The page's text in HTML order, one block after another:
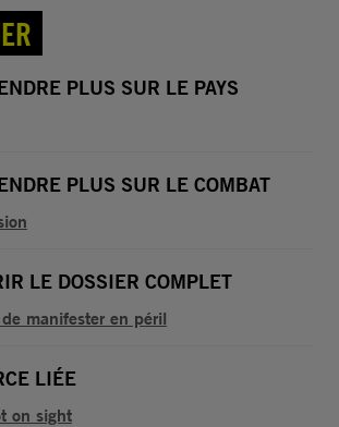
PLUS SUR LE PAYS
PLUS SUR LE COMBAT
LE DOSSIER COMPLET
manifester en péril
LIÉE
on sight